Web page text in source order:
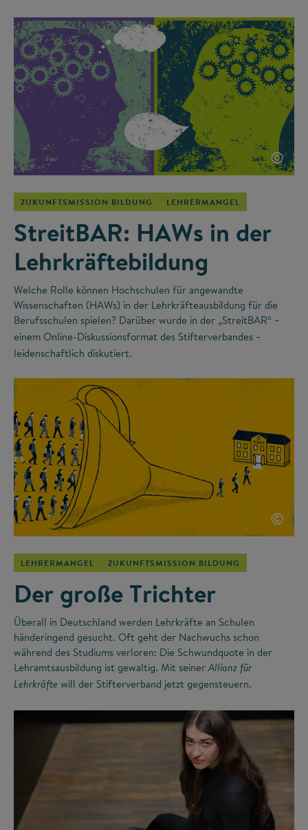
©
ZUKUNFTSMISSION BILDUNG LEHRERMANGEL
StreitBAR: HAWs in der
Lehrkräftebildung
Welche Rolle können Hochschulen für angewandte
Wissenschaften (HAWs) in der Lehrkräfteausbildung für die
Berufsschulen spielen? Darüber wurde in der „StreitBAR“ –
einem Online-Diskussionsformat des Stifterverbandes –
leidenschaftlich diskutiert.
©
LEHRERMANGEL ZUKUNFTSMISSION BILDUNG
Der große Trichter
Überall in Deutschland werden Lehrkräfte an Schulen
händeringend gesucht. Oft geht der Nachwuchs schon
während des Studiums verloren: Die Schwundquote in der
Lehramtsausbildung ist gewaltig. Mit seiner Allianz für
Lehrkräfte will der Stifterverband jetzt gegensteuern.